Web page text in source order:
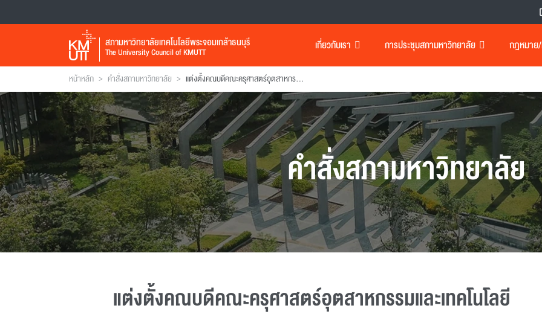
สภามหาวิทยาลัยเทคโนโลยีพระจอมเกล้าธนบุรี
The University Council of KMUTT เกี่ยวกับเรา การประชุมสภามหาวิทยาลัย กฎหมาย/
หน้าหลัก > คำสั่งสภามหาวิทยาลัย > แต่งตั้งคณบดีคณะครุศาสตร์อุตสาหกรรมและเทคโนโลยี
คำสั่งสภามหาวิทยาลัย
แต่งตั้งคณบดีคณะครุศาสตร์อุตสาหกรรมและเทคโนโลยี